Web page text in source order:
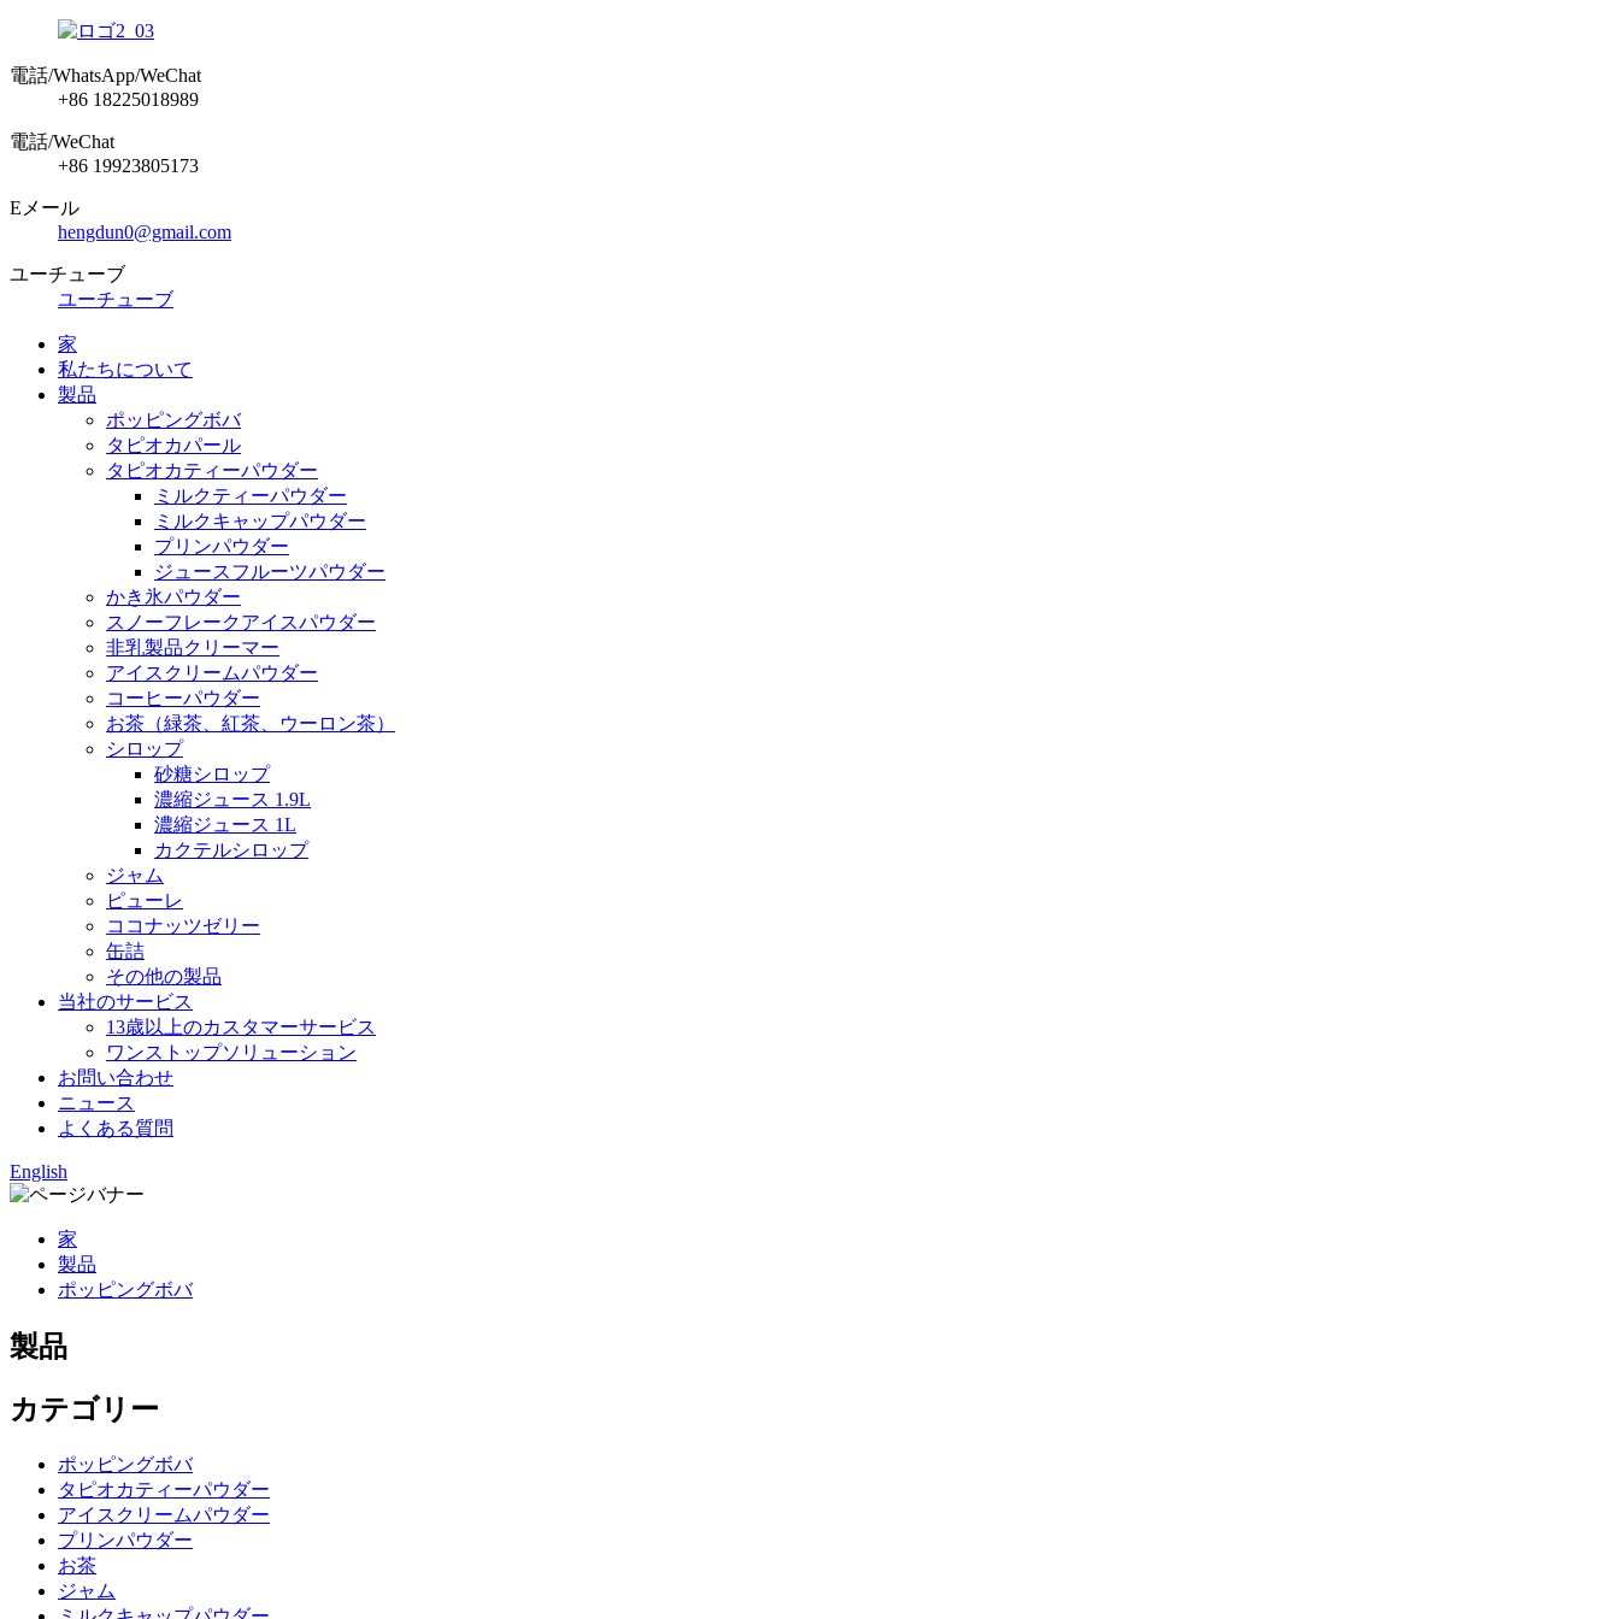
電話/WhatsApp/WeChat
+86 18225018989
電話/WeChat
+86 19923805173
Eメール
hengdun0@gmail.com
ユーチューブ
ユーチューブ
家
私たちについて
製品
ポッピングボバ
タピオカパール
タピオカティーパウダー
ミルクティーパウダー
ミルクキャップパウダー
プリンパウダー
ジュースフルーツパウダー
かき氷パウダー
スノーフレークアイスパウダー
非乳製品クリーマー
アイスクリームパウダー
コーヒーパウダー
お茶（緑茶、紅茶、ウーロン茶）
シロップ
砂糖シロップ
濃縮ジュース 1.9L
濃縮ジュース 1L
カクテルシロップ
ジャム
ピューレ
ココナッツゼリー
缶詰
その他の製品
当社のサービス
13歳以上のカスタマーサービス
ワンストップソリューション
お問い合わせ
ニュース
よくある質問
English
家
製品
ポッピングボバ
製品
カテゴリー
ポッピングボバ
タピオカティーパウダー
アイスクリームパウダー
プリンパウダー
お茶
ジャム